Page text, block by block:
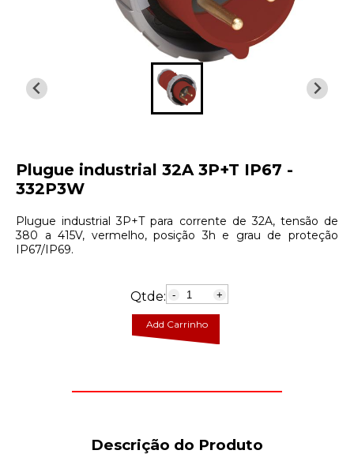
Plugue industrial 32A 3P+T IP67 -
332P3W
Plugue industrial 3P+T para corrente de 32A, tensão de
380 a 415V, vermelho, posição 3h e grau de proteção
IP67/IP69.
Qtde: - +
Add Carrinho
Descrição do Produto